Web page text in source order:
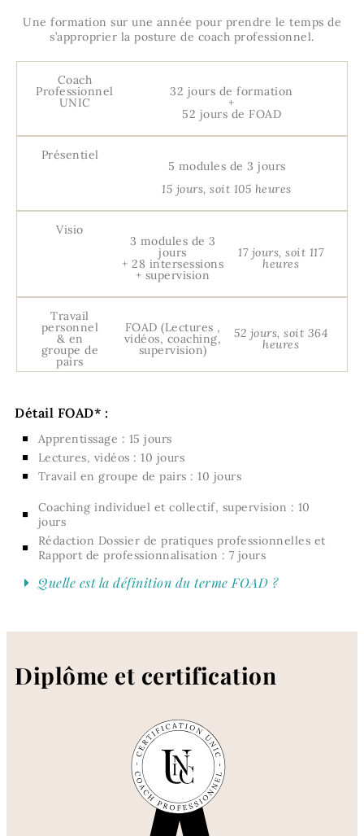
Une formation sur une année pour prendre le temps de
s’approprier la posture de coach professionnel.
Coach
Professionnel
UNIC
32 jours de formation
+
52 jours de FOAD
Présentiel
5 modules de 3 jours
15 jours, soit 105 heures
Visio
3 modules de 3
jours
+ 28 intersessions
+ supervision
17 jours, soit 117
heures
Travail
personnel
& en
groupe de
pairs
FOAD (Lectures ,
vidéos, coaching,
supervision)
52 jours, soit 364
heures
Détail FOAD* :
Apprentissage : 15 jours
Lectures, vidéos : 10 jours
Travail en groupe de pairs : 10 jours
Coaching individuel et collectif, supervision : 10
jours
Rédaction Dossier de pratiques professionnelles et
Rapport de professionnalisation : 7 jours
Quelle est la définition du terme FOAD ?
Diplôme et certification